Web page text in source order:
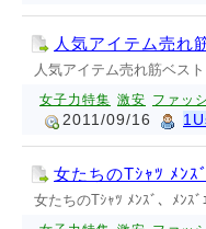
人気アイテム売れ
人気アイテム売れ筋ベス
女子力特集 激安 ファッ
2011/09/16
女たちのTｼｬﾂ ﾒﾝｽ
女たちのTｼｬﾂ ﾒﾝｽﾞ、ﾒﾝｽ